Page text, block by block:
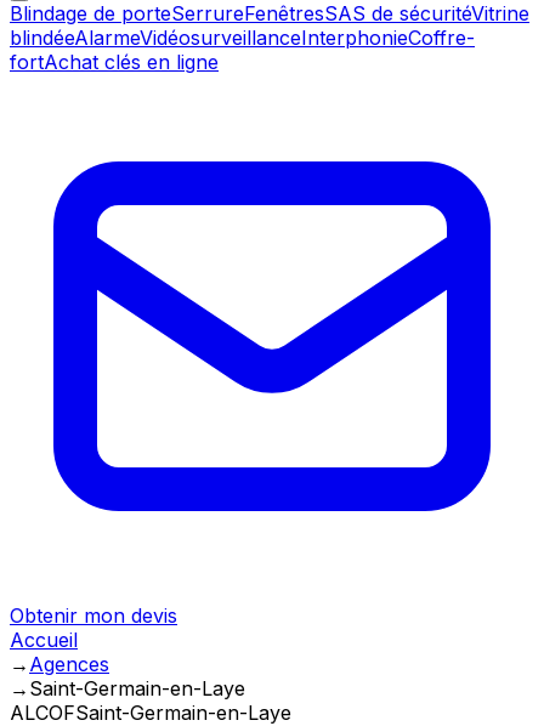
Blindage de porteSerrureFenêtresSAS de sécuritéVitrine
blindéeAlarmeVidéosurveillanceInterphonieCoffre-
fortAchat clés en ligne
Obtenir mon devis
Accueil
→ Agences
→ Saint-Germain-en-Laye
ALCOFSaint-Germain-en-Laye